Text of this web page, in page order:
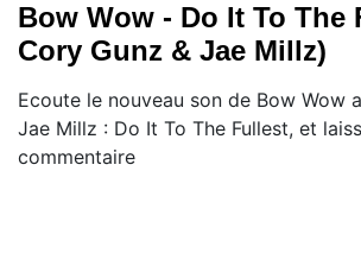
Bow Wow - Do It To The
Cory Gunz & Jae Millz)
Ecoute le nouveau son de Bow Wow
Jae Millz : Do It To The Fullest, et
commentaire